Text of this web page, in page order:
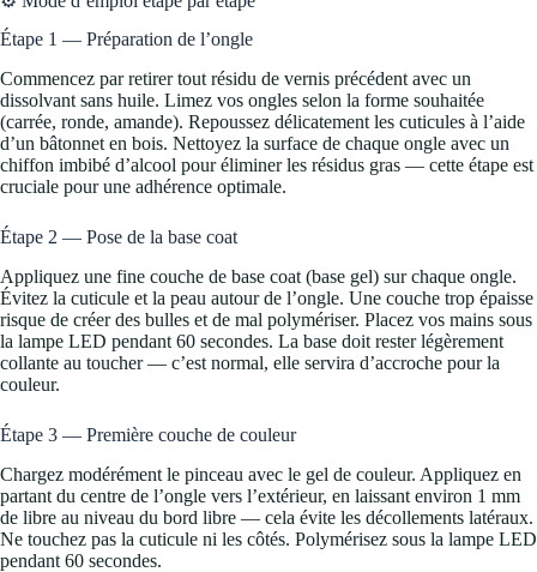
Étape 1 — Préparation de l’ongle
Commencez par retirer tout résidu de vernis précédent avec un
dissolvant sans huile. Limez vos ongles selon la forme souhaitée
(carrée, ronde, amande). Repoussez délicatement les cuticules à l’aide
d’un bâtonnet en bois. Nettoyez la surface de chaque ongle avec un
chiffon imbibé d’alcool pour éliminer les résidus gras — cette étape est
cruciale pour une adhérence optimale.
Étape 2 — Pose de la base coat
Appliquez une fine couche de base coat (base gel) sur chaque ongle.
Évitez la cuticule et la peau autour de l’ongle. Une couche trop épaisse
risque de créer des bulles et de mal polymériser. Placez vos mains sous
la lampe LED pendant 60 secondes. La base doit rester légèrement
collante au toucher — c’est normal, elle servira d’accroche pour la
couleur.
Étape 3 — Première couche de couleur
Chargez modérément le pinceau avec le gel de couleur. Appliquez en
partant du centre de l’ongle vers l’extérieur, en laissant environ 1 mm
de libre au niveau du bord libre — cela évite les décollements latéraux.
Ne touchez pas la cuticule ni les côtés. Polymérisez sous la lampe LED
pendant 60 secondes.